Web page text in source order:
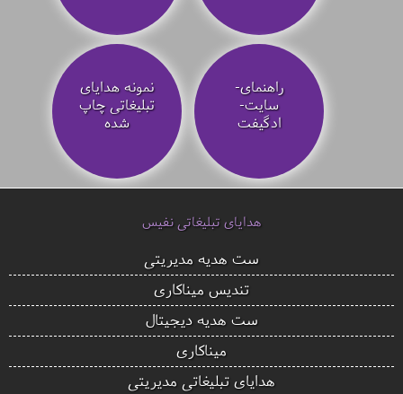
راهنمای-
سایت-
ادگیفت
نمونه هدایای
تبلیغاتی چاپ
شده
هدایای تبلیغاتی نفیس
ست هدیه مدیریتی
تندیس میناکاری
ست هدیه دیجیتال
میناکاری
هدایای تبلیغاتی مدیریتی